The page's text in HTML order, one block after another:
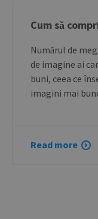
Cum să
Numărul de
de imagine ai
buni, ceea ce
imagini mai
Read more